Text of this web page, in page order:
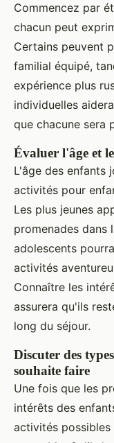
Commencez par
chacun peut
Certains peuvent
familial équipé,
expérience plus
individuelles
que chacune sera
Évaluer l'âge et
L'âge des enfants
activités pour
Les plus jeunes
promenades dans
adolescents
activités
Connaître les
assurera qu'ils
long du séjour.
Discuter des
souhaite faire
Une fois que les
intérêts des
activités possibles